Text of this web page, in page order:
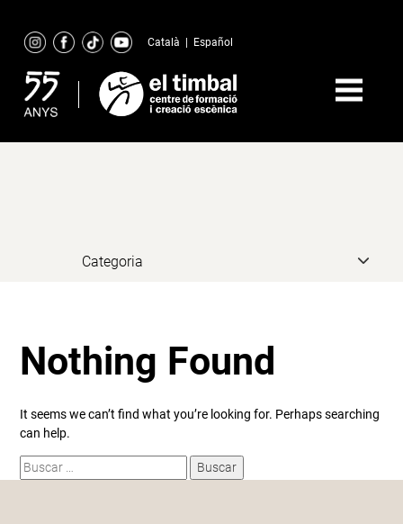
content
Català Español
Nothing Found
It seems we can’t find what you’re looking for. Perhaps searching
can help.
Buscar: